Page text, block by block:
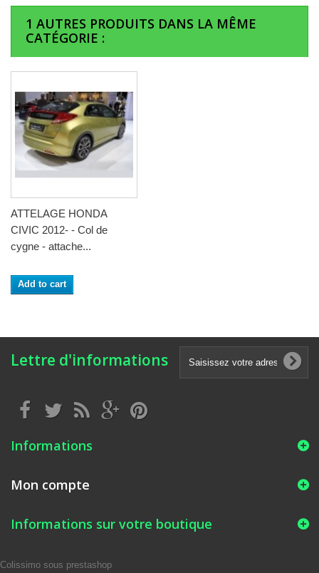
1 AUTRES PRODUITS DANS LA MÊME
CATÉGORIE :
ATTELAGE HONDA
CIVIC 2012- - Col de
cygne - attache...
Add to cart
Lettre d'informations
Informations
Mon compte
Informations sur votre boutique
Colissimo sous prestashop